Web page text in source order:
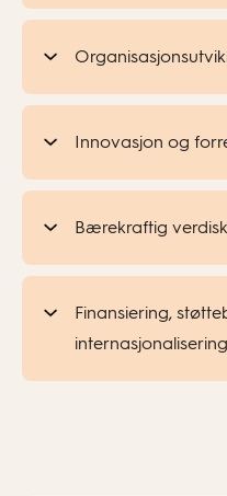
Innovasjon og
Bærekraftig
Finansiering,
internasjonalisering